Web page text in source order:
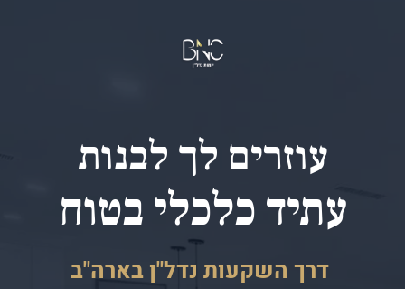
עוזרים לך לבנות
עתיד כלכלי בטוח
דרך השקעות נדל"ן בארה"ב